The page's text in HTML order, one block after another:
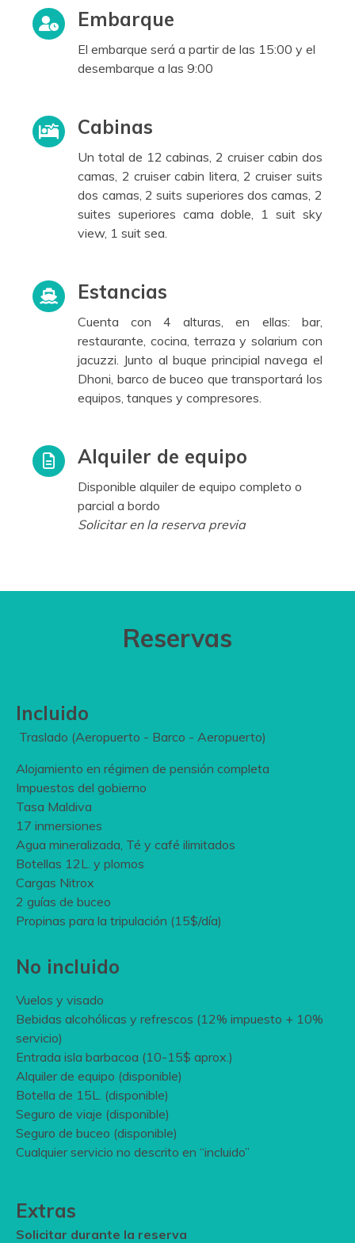
Embarque
El embarque será a partir de las 15:00 y el
desembarque a las 9:00
Cabinas
Un total de 12 cabinas, 2 cruiser cabin dos
camas, 2 cruiser cabin litera, 2 cruiser suits
dos camas, 2 suits superiores dos camas, 2
suites superiores cama doble, 1 suit sky
view, 1 suit sea.
Estancias
Cuenta con 4 alturas, en ellas: bar,
restaurante, cocina, terraza y solarium con
jacuzzi. Junto al buque principial navega el
Dhoni, barco de buceo que transportará los
equipos, tanques y compresores.
Alquiler de equipo
Disponible alquiler de equipo completo o
parcial a bordo
Solicitar en la reserva previa
Reservas
Incluido
Traslado (Aeropuerto - Barco - Aeropuerto)
Alojamiento en régimen de pensión completa
Impuestos del gobierno
Tasa Maldiva
17 inmersiones
Agua mineralizada, Té y café ilimitados
Botellas 12L. y plomos
Cargas Nitrox
2 guías de buceo
Propinas para la tripulación (15$/día)
No incluido
Vuelos y visado
Bebidas alcohólicas y refrescos (12% impuesto + 10%
servicio)
Entrada isla barbacoa (10-15$ aprox.)
Alquiler de equipo (disponible)
Botella de 15L. (disponible)
Seguro de viaje (disponible)
Seguro de buceo (disponible)
Cualquier servicio no descrito en “incluido”
Extras
Solicitar durante la reserva